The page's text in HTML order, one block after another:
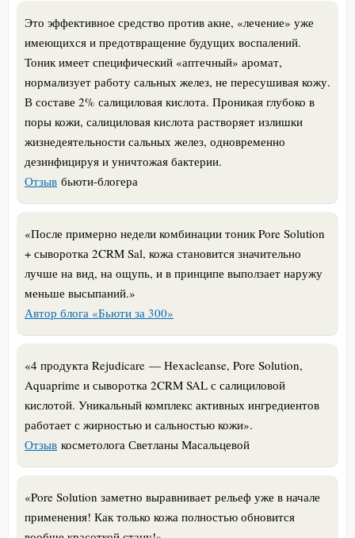
Это эффективное средство против акне, «лечение» уже
имеющихся и предотвращение будущих воспалений.
Тоник имеет специфический «аптечный» аромат,
нормализует работу сальных желез, не пересушивая кожу.
В составе 2% салициловая кислота. Проникая глубоко в
поры кожи, салициловая кислота растворяет излишки
жизнедеятельности сальных желез, одновременно
дезинфицируя и уничтожая бактерии.
Отзыв бьюти-блогера
«После примерно недели комбинации тоник Pore Solution
+ сыворотка 2CRM Sal, кожа становится значительно
лучше на вид, на ощупь, и в принципе выползает наружу
меньше высыпаний.»
Автор блога «Бьюти за 300»
«4 продукта Rejudicare — Неxacleanse, Pore Solution,
Aquaprime и сыворотка 2CRM SAL с салициловой
кислотой. Уникальный комплекс активных ингредиентов
работает с жирностью и сальностью кожи».
Отзыв косметолога Светланы Масальцевой
«Pore Solution заметно выравнивает рельеф уже в начале
применения! Как только кожа полностью обновится